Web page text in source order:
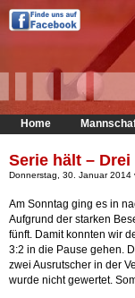
Home
Serie hält –
Donnerstag, 30. Januar 2014
Am Sonntag ging es in
Aufgrund der starken
fünft. Damit konnten wir
3:2 in die Pause gehen.
zwei Ausrutscher in der
wurde nicht gewertet.